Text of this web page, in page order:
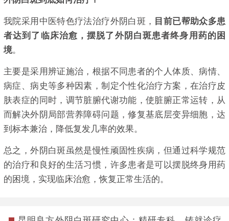
我院采用中医特色疗法治疗外阴白斑， 目前已帮助众多患
者达到了临床治愈，摆脱了外阴白斑患者终身用药的困
境。
主要是采用辨证施治，根据不同患者的个人体质、病情、
病症、病史等多种因素，制定个性化治疗方案，在治疗皮
肤表症的同时，调节脏腑代谢功能，使脏腑正常运转，从
而解决外阴局部营养障碍问题，修复基底层变异细胞，达
到标本兼治，降低复发几率的效果。
总之，外阴白斑虽然是慢性顽固性疾病，但通过科学规范
的治疗和良好的生活习惯，许多患者是可以摆脱终身用药
的困境，实现临床治愈，恢复正常生活的。